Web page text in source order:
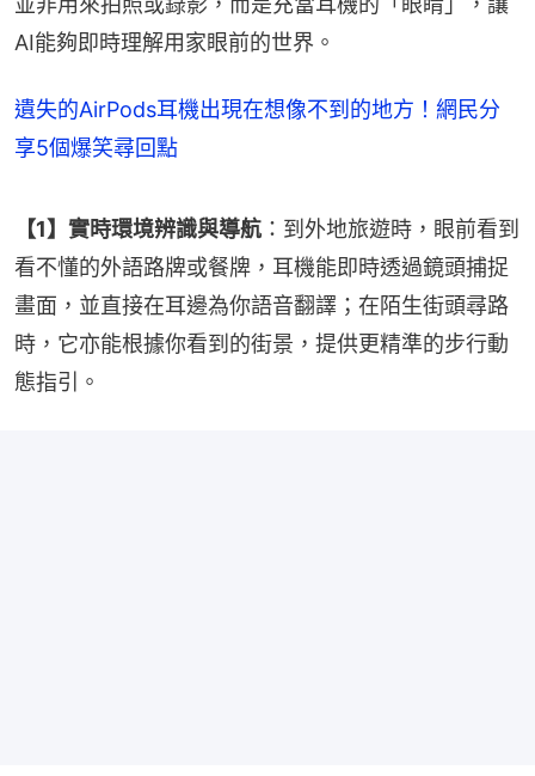
AI能夠即時理解用家眼前的世界。
遺失的AirPods耳機出現在想像不到的地方！網民分
享5個爆笑尋回點
【1】實時環境辨識與導航 ：到外地旅遊時，眼前看到
看不懂的外語路牌或餐牌，耳機能即時透過鏡頭捕捉
畫面，並直接在耳邊為你語音翻譯；在陌生街頭尋路
時，它亦能根據你看到的街景，提供更精準的步行動
態指引。